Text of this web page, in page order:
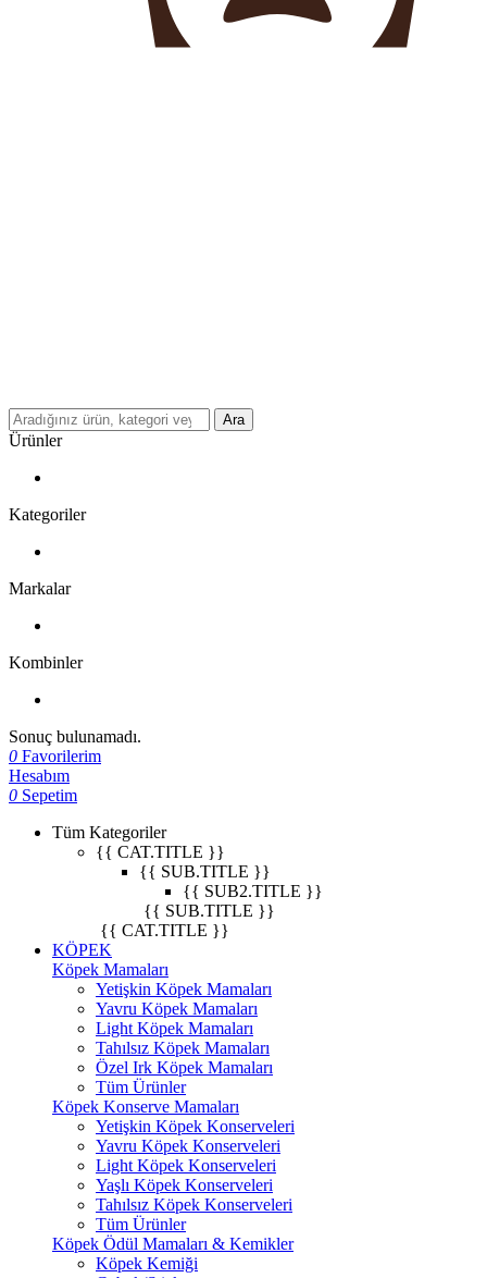
Ara
Ürünler
Kategoriler
Markalar
Kombinler
Sonuç bulunamadı.
0 Favorilerim
Hesabım
0 Sepetim
Tüm Kategoriler
{{ CAT.TITLE }}
{{ SUB.TITLE }}
{{ SUB2.TITLE }}
{{ SUB.TITLE }}
{{ CAT.TITLE }}
KÖPEK
Köpek Mamaları
Yetişkin Köpek Mamaları
Yavru Köpek Mamaları
Light Köpek Mamaları
Tahılsız Köpek Mamaları
Özel Irk Köpek Mamaları
Tüm Ürünler
Köpek Konserve Mamaları
Yetişkin Köpek Konserveleri
Yavru Köpek Konserveleri
Light Köpek Konserveleri
Yaşlı Köpek Konserveleri
Tahılsız Köpek Konserveleri
Tüm Ürünler
Köpek Ödül Mamaları & Kemikler
Köpek Kemiği